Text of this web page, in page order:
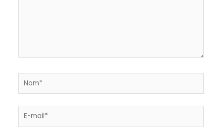
Nom*
E-